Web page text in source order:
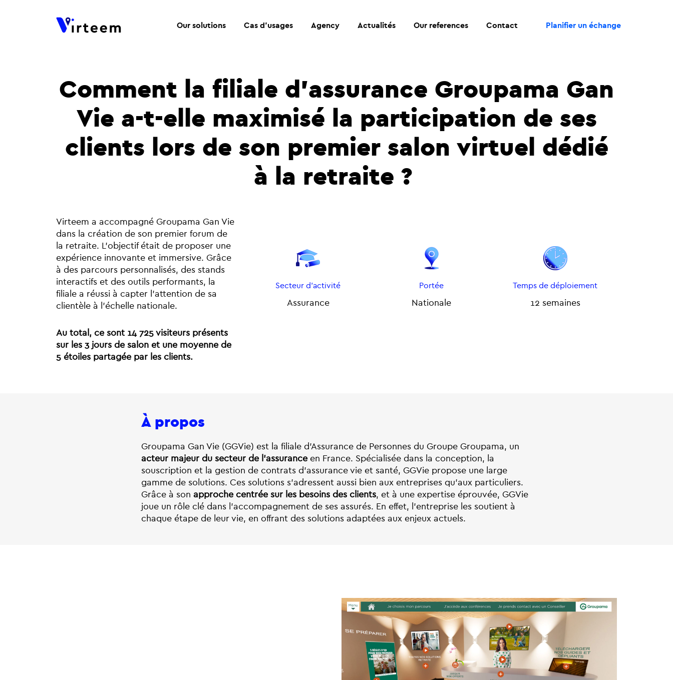
Our solutions Cas d’usages Agency Actualités Our references Contact Planifier un échange
Comment la filiale d'assurance Groupama Gan
Vie a-t-elle maximisé la participation de ses
clients lors de son premier salon virtuel dédié
à la retraite ?
Virteem a accompagné Groupama Gan Vie
dans la création de son premier forum de
la retraite. L’objectif était de proposer une
expérience innovante et immersive. Grâce
à des parcours personnalisés, des stands
interactifs et des outils performants, la
filiale a réussi à capter l’attention de sa
clientèle à l’échelle nationale.
Au total, ce sont 14 725 visiteurs présents
sur les 3 jours de salon et une moyenne de
5 étoiles partagée par les clients.
Secteur d'activité
Assurance
Portée
Nationale
Temps de déploiement
12 semaines
À propos
Groupama Gan Vie (GGVie) est la filiale d’Assurance de Personnes du Groupe Groupama, un
acteur majeur du secteur de l’assurance en France. Spécialisée dans la conception, la
souscription et la gestion de contrats d’assurance vie et santé, GGVie propose une large
gamme de solutions. Ces solutions s’adressent aussi bien aux entreprises qu’aux particuliers.
Grâce à son approche centrée sur les besoins des clients, et à une expertise éprouvée, GGVie
joue un rôle clé dans l’accompagnement de ses assurés. En effet, l’entreprise les soutient à
chaque étape de leur vie, en offrant des solutions adaptées aux enjeux actuels.